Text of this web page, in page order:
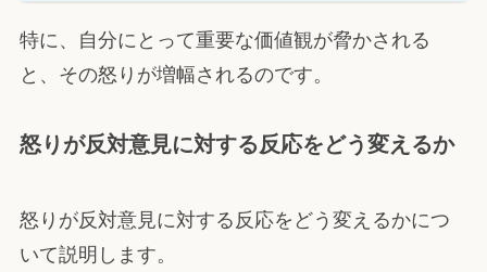
特に、自分にとって重要な価値観が脅かされる
と、その怒りが増幅されるのです。
怒りが反対意見に対する反応をどう変えるか
怒りが反対意見に対する反応をどう変えるかにつ
いて説明します。